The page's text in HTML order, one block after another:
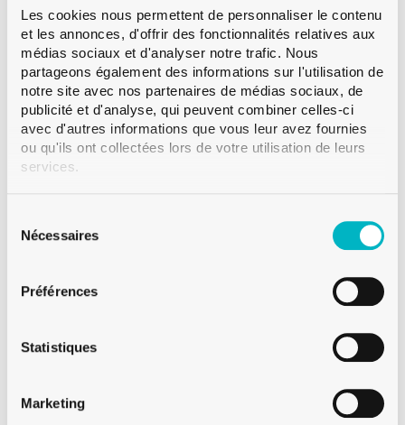
Les cookies nous permettent de personnaliser le contenu
et les annonces, d'offrir des fonctionnalités relatives aux
médias sociaux et d'analyser notre trafic. Nous
partageons également des informations sur l'utilisation de
notre site avec nos partenaires de médias sociaux, de
publicité et d'analyse, qui peuvent combiner celles-ci
avec d'autres informations que vous leur avez fournies
ou qu'ils ont collectées lors de votre utilisation de leurs
services.
Nécessaires
Préférences
Statistiques
Marketing
BOUTEILLE APOTHICAIRE 20CL BLANC
ROLLER